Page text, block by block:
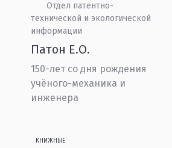
Отдел патентно-
технической и экологической
информации
Патон Е.О.
150-лет со дня рождения
учёного-механика и
инженера
КНИЖНЫЕ